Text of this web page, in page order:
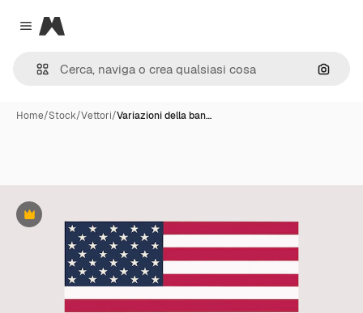
Close menu
Magnific
Cerca
Home/Stock/Vettori/Variazioni della ban…
Premium